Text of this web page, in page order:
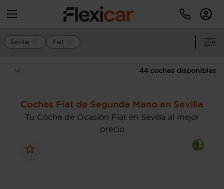
Sevilla Fiat
44 coches disponibles
Coches Fiat de Segunda Mano en Sevilla
Tu Coche de Ocasión Fiat en Sevilla al mejor
precio